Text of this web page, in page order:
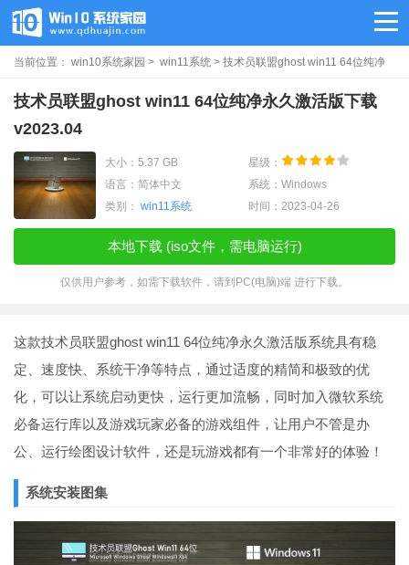
当前位置： win10系统家园 > win11系统 > 技术员联盟ghost win11 64位纯净
永久激活版下载v2023.04
技术员联盟ghost win11 64位纯净永久激活版下载
v2023.04
大小：5.37 GB
星级：
语言：简体中文
系统：Windows
类别： win11系统 时间：2023-04-26
本地下载 (iso文件，需电脑运行)
仅供用户参考，如需下载软件，请到PC(电脑)端 进行下载。
这款技术员联盟ghost win11 64位纯净永久激活版系统具有稳
定、速度快、系统干净等特点，通过适度的精简和极致的优
化，可以让系统启动更快，运行更加流畅，同时加入微软系统
必备运行库以及游戏玩家必备的游戏组件，让用户不管是办
公、运行绘图设计软件，还是玩游戏都有一个非常好的体验！
系统安装图集